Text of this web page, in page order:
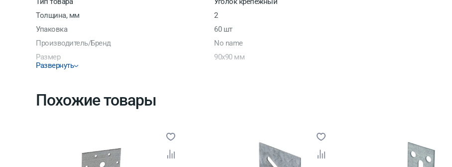
Толщина, мм
2
Упаковка
60 шт
Производитель/Бренд
No name
Размер
90х90 мм
Ширина, мм
Страна производитель
Развернуть
Похожие товары